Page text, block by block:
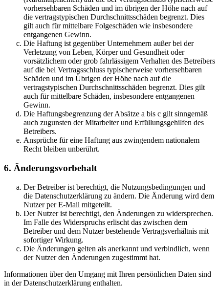
vorhersehbaren Schäden und im übrigen der Höhe nach auf
die vertragstypischen Durchschnittsschäden begrenzt. Dies
gilt auch für mittelbare Folgeschäden wie insbesondere
entgangenen Gewinn.
Die Haftung ist gegenüber Unternehmern außer bei der
Verletzung von Leben, Körper und Gesundheit oder
vorsätzlichem oder grob fahrlässigem Verhalten des Betreibers
auf die bei Vertragsschluss typischerweise vorhersehbaren
Schäden und im Übrigen der Höhe nach auf die
vertragstypischen Durchschnittsschäden begrenzt. Dies gilt
auch für mittelbare Schäden, insbesondere entgangenen
Gewinn.
Die Haftungsbegrenzung der Absätze a bis c gilt sinngemäß
auch zugunsten der Mitarbeiter und Erfüllungsgehilfen des
Betreibers.
Ansprüche für eine Haftung aus zwingendem nationalem
Recht bleiben unberührt.
6. Änderungsvorbehalt
Der Betreiber ist berechtigt, die Nutzungsbedingungen und
die Datenschutzerklärung zu ändern. Die Änderung wird dem
Nutzer per E-Mail mitgeteilt.
Der Nutzer ist berechtigt, den Änderungen zu widersprechen.
Im Falle des Widerspruchs erlischt das zwischen dem
Betreiber und dem Nutzer bestehende Vertragsverhältnis mit
sofortiger Wirkung.
Die Änderungen gelten als anerkannt und verbindlich, wenn
der Nutzer den Änderungen zugestimmt hat.
Informationen über den Umgang mit Ihren persönlichen Daten sind
in der Datenschutzerklärung enthalten.